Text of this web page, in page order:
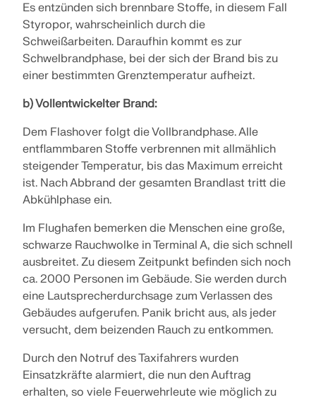
Geo-Zonen-Tool
Der Dlubal-Onlinedienst bietet Zonenkarten zur
schnellen Ermittlung von Schneelasten,
Windgeschwindigkeiten und seismischen Daten.
LASTZONEN PRÜFEN
Überholte Produkte
Es entzünden sich brennbare Stoffe, in diesem Fall
Styropor, wahrscheinlich durch die
Schweißarbeiten. Daraufhin kommt es zur
Schwelbrandphase, bei der sich der Brand bis zu
einer bestimmten Grenztemperatur aufheizt.
b) Vollentwickelter Brand:
Dem Flashover folgt die Vollbrandphase. Alle
entflammbaren Stoffe verbrennen mit allmählich
steigender Temperatur, bis das Maximum erreicht
ist. Nach Abbrand der gesamten Brandlast tritt die
Abkühlphase ein.
Im Flughafen bemerken die Menschen eine große,
schwarze Rauchwolke in Terminal A, die sich schnell
ausbreitet. Zu diesem Zeitpunkt befinden sich noch
ca. 2000 Personen im Gebäude. Sie werden durch
eine Lautsprecherdurchsage zum Verlassen des
Gebäudes aufgerufen. Panik bricht aus, als jeder
versucht, dem beizenden Rauch zu entkommen.
Durch den Notruf des Taxifahrers wurden
Einsatzkräfte alarmiert, die nun den Auftrag
erhalten, so viele Feuerwehrleute wie möglich zu